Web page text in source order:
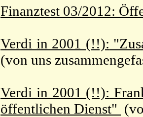
Finanztest 03/2012:
Verdi in 2001 (!!):
(von uns
Verdi in 2001 (!!):
öffentlichen Dienst"